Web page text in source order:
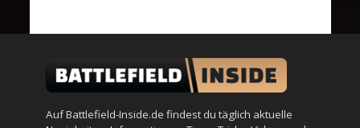
Auf Battlefield-Inside.de findest du täglich aktuelle